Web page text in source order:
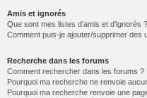
Amis et ignorés
Que sont mes listes d’amis et d’ignorés ?
Comment puis-je ajouter/supprimer des
Recherche dans les forums
Comment rechercher dans les forums ?
Pourquoi ma recherche ne renvoie
Pourquoi ma recherche renvoie une